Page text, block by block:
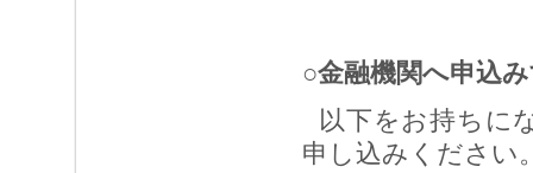
○金融機関へ申込
以下をお持ちに
申し込みください